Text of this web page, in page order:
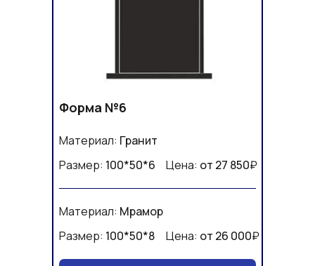
Форма №6
Материал: Гранит
Размер: 100*50*6 Цена: от 27 850₽
Материал: Мрамор
Размер: 100*50*8 Цена: от 26 000₽